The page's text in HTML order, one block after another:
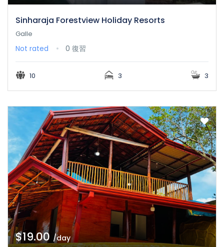
Sinharaja Forestview Holiday Resorts
Galle
Not rated 0 復習
10 3 3
$19.00 /day